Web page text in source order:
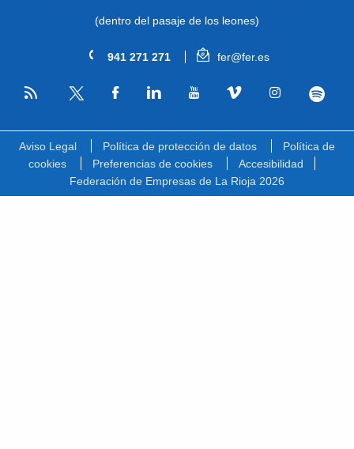
(dentro del pasaje de los leones)
941 271 271 fer@fer.es
RSS
Aviso Legal Política de protección de datos
Política de
cookies
Preferencias de cookies
Accesibilidad
Federación de Empresas de La Rioja 2026